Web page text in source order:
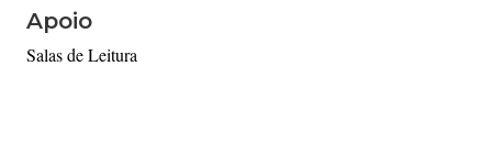
Apoio
Salas de Leitura